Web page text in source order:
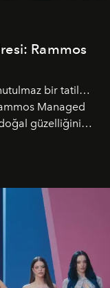
Rammos
bir tatil…
Managed
güzelliğini